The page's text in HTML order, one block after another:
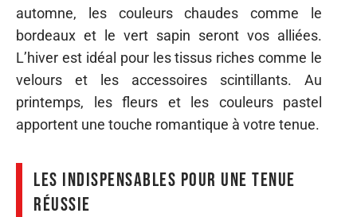
automne, les couleurs chaudes comme le
bordeaux et le vert sapin seront vos alliées.
L’hiver est idéal pour les tissus riches comme le
velours et les accessoires scintillants. Au
printemps, les fleurs et les couleurs pastel
apportent une touche romantique à votre tenue.
Les indispensables pour une tenue
réussie